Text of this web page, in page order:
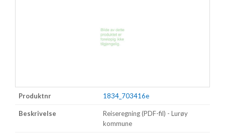
1834_703416e
Reiseregning (PDF-fil) - Lurøy
kommune